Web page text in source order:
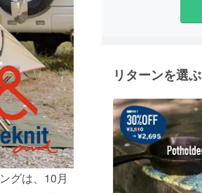
グは、10月
リターンを選ぶ